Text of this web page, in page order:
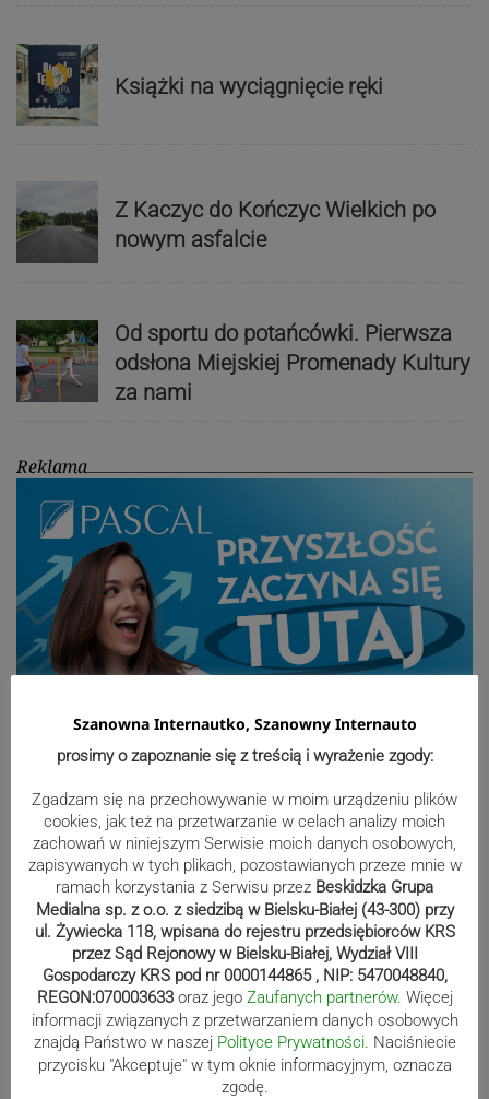
Książki na wyciągnięcie ręki
Z Kaczyc do Kończyc Wielkich po
nowym asfalcie
Od sportu do potańcówki. Pierwsza
odsłona Miejskiej Promenady Kultury
za nami
Reklama
Sport
Beniaminek ze spadkowiczem na
remis. Podbeskidzie – Lechia 2:2 |
ZDJĘCIA
Biało-zieloni nadal niepokonani.
Rekord – Stal 3:1 | ZDJĘCIA
Szanowna Internautko, Szanowny Internauto
prosimy o zapoznanie się z treścią i wyrażenie zgody:
Zgadzam się na przechowywanie w moim urządzeniu plików
cookies, jak też na przetwarzanie w celach analizy moich
zachowań w niniejszym Serwisie moich danych osobowych,
zapisywanych w tych plikach, pozostawianych przeze mnie w
ramach korzystania z Serwisu przez Beskidzka Grupa
Medialna sp. z o.o. z siedzibą w Bielsku-Białej (43-300) przy
ul. Żywiecka 118, wpisana do rejestru przedsiębiorców KRS
przez Sąd Rejonowy w Bielsku-Białej, Wydział VIII
Gospodarczy KRS pod nr 0000144865 , NIP: 5470048840,
REGON:070003633 oraz jego Zaufanych partnerów. Więcej
informacji związanych z przetwarzaniem danych osobowych
znajdą Państwo w naszej Polityce Prywatności. Naciśniecie
przycisku "Akceptuje" w tym oknie informacyjnym, oznacza
zgodę.